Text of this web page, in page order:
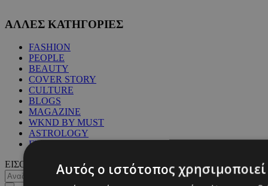
ΑΛΛΕΣ ΚΑΤΗΓΟΡΙΕΣ
FASHION
PEOPLE
BEAUTY
COVER STORY
CULTURE
BLOGS
MAGAZINE
WKND BY MUST
ASTROLOGY
ΓΕΝΙΚΕΣ ΠΛΗΡΟΦΟΡΙΕΣ
ΕΙΣΟΔΟΣ
Αυτός ο ιστότοπος